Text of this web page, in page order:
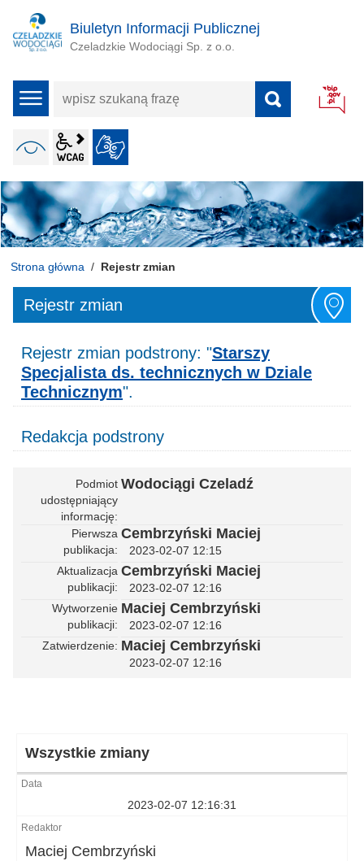
Biuletyn Informacji Publicznej
Czeladzkie Wodociągi Sp. z o.o.
menu
szukaną
WERSJA KONTRASTOWA
wcag2.1
Strona główna Rejestr zmian
Rejestr zmian
Rejestr zmian podstrony: "Starszy
Specjalista ds. technicznych w Dziale
Technicznym".
Redakcja podstrony
Podmiot
udostępniający
informację
Wodociągi Czeladź
Pierwsza
publikacja
Cembrzyński Maciej
2023-02-07 12:15
Aktualizacja
publikacji
Cembrzyński Maciej
2023-02-07 12:16
Wytworzenie
publikacji
Maciej Cembrzyński
2023-02-07 12:16
Zatwierdzenie Maciej Cembrzyński
2023-02-07 12:16
Wszystkie zmiany
2023-02-07 12:16:31
Maciej Cembrzyński